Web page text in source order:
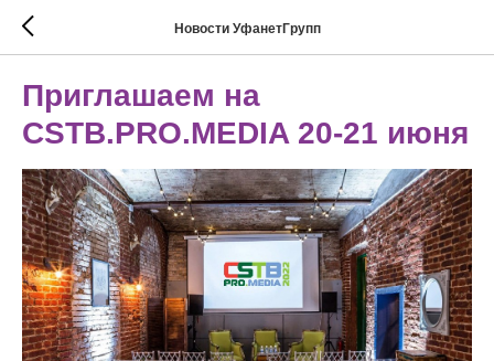
Новости УфанетГрупп
Приглашаем на
CSTB.PRO.MEDIA 20-21 июня